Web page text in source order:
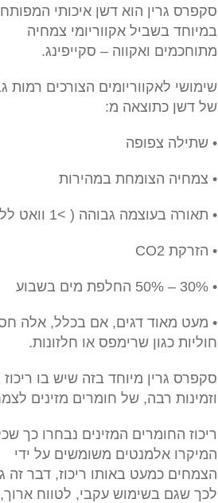
סקפרס גרין הוא דשן איכותי המפותח
במיוחד בשביל אקווריומי צמחיה
מתוחכמים ואקווה – סקייפינג.
שימושי לאקווריומים הצורכים רמות
של דשן כתוצאה מ:
• שתילה צפופה
• צמחיה הצומחת במהירות
• תאורה בעוצמה גבוהה ( >1 וואט לליטר)
• הזרקת CO2
• 30% – 50% החלפת מים בשבוע
• מעט מאוד דגים, אם בכלל, אלה
חוליות כגון שרימפס או חלזונות.
סקפרס גרין מיוחד בזה שיש בו ריכוז
וזמינות רבה, של חומרים מזינים
ריכוז החומרים המזינים נבחרו כך
המיקרו אלמנטים משומשים על ידי
הצמחים כמעט באותו ריכוז, דבר זה
לכך שגם בשימוש עקבי, לטווח ארוך,